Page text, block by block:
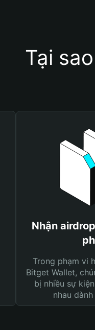
Tại
Nhận
Trong phạm vi
Bitget Wallet,
bị nhiều sự
nhau